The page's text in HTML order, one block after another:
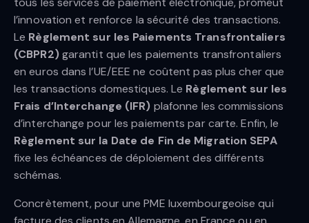
l’innovation et renforce la sécurité des transactions.
Le Règlement sur les Paiements Transfrontaliers
(CBPR2)garantit que les paiements transfrontaliers
en euros dans l’UE/EEE ne coûtent pas plus cher que
les transactions domestiques. Le Règlement sur les
Frais d’Interchange (IFR) plafonne les commissions
d’interchange pour les paiements par carte. Enfin, le
Règlement sur la Date de Fin de Migration SEPA
fixe les échéances de déploiement des différents
schémas.
Concrètement, pour une PME luxembourgeoise qui